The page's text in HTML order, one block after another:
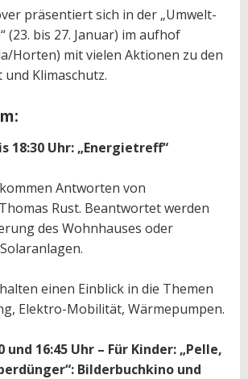
präsentiert sich in der „Umwelt-
(23. bis 27. Januar) im aufhof
Horten) mit vielen Aktionen zu den
Klimaschutz.
18:30 Uhr: „Energietreff“
Antworten von
Rust. Beantwortet werden
des Wohnhauses oder
einen Einblick in die Themen
Elektro-Mobilität, Wärmepumpen.
und 16:45 Uhr – Für Kinder: „Pelle,
Bilderbuchkino und